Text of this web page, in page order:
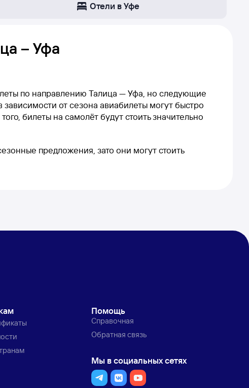
Отели в Уфе
– Уфа
по направлению Талица — Уфа, но следующие
зависимости от сезона авиабилеты могут быстро
билеты на самолёт будут стоить значительно
предложения, зато они могут стоить
Помощь
Справочная
Обратная связь
Мы в социальных сетях